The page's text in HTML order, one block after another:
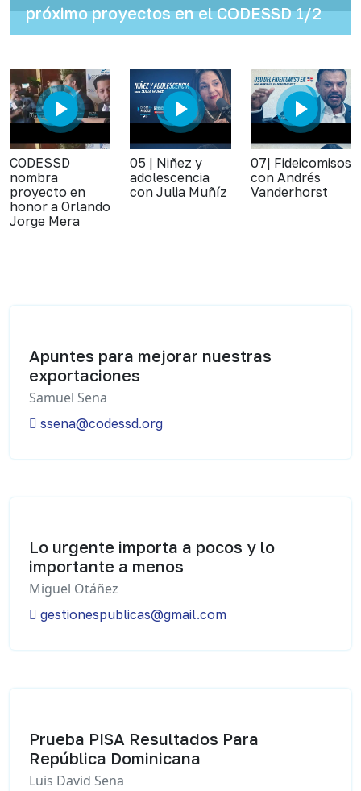
próximo proyectos en el CODESSD 1/2
CODESSD
nombra
proyecto en
honor a Orlando
Jorge Mera
05 | Niñez y
adolescencia
con Julia Muñíz
07| Fideicomisos
con Andrés
Vanderhorst
Apuntes para mejorar nuestras
exportaciones
Samuel Sena
ssena@codessd.org
Lo urgente importa a pocos y lo
importante a menos
Miguel Otáñez
gestionespublicas@gmail.com
Prueba PISA Resultados Para
República Dominicana
Luis David Sena